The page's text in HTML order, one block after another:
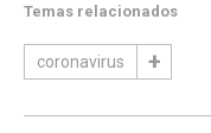
Temas relacionados
coronavirus